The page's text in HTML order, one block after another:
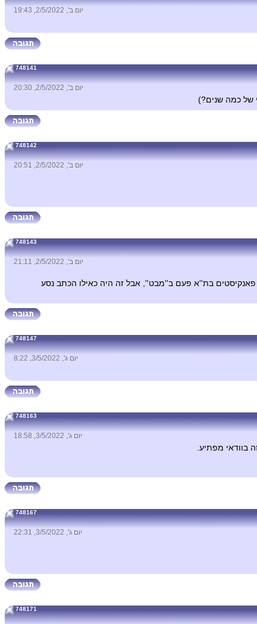
יום ב', 2/5/2022, 19:43
748141
יום ב', 2/5/2022, 20:30
של כמה שנים?)
748142
יום ב', 2/5/2022, 20:51
748143
יום ב', 2/5/2022, 21:11
פאנקיסטים בת''א פעם ב''מבט'', אבל זה היה כאילו הכתב נסע
748147
יום ג', 3/5/2022, 8:22
748163
יום ג', 3/5/2022, 18:58
בוודאי מפתיע.
748167
יום ג', 3/5/2022, 22:31
748171